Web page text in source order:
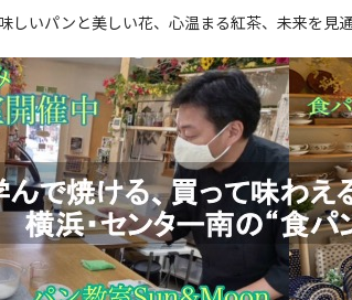
しいパンと美しい花、心温まる紅茶、未来を見